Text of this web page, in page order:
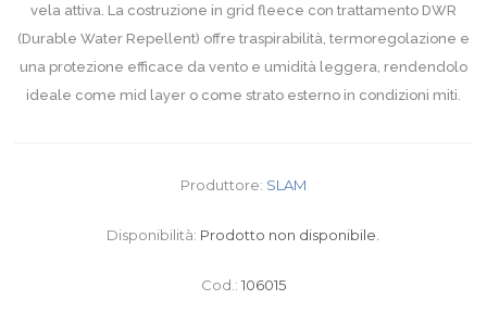
vela attiva. La costruzione in grid fleece con trattamento DWR
(Durable Water Repellent) offre traspirabilità, termoregolazione e
una protezione efficace da vento e umidità leggera, rendendolo
ideale come mid layer o come strato esterno in condizioni miti.
Produttore: SLAM
Disponibilità: Prodotto non disponibile.
Cod.: 106015